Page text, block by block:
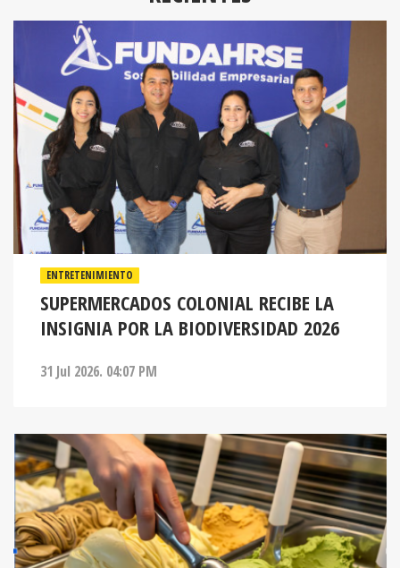
ENTRETENIMIENTO
SUPERMERCADOS COLONIAL RECIBE LA
INSIGNIA POR LA BIODIVERSIDAD 2026
31 Jul 2026. 04:07 PM